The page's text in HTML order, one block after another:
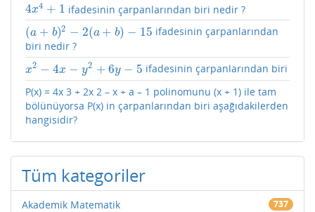
4x4 + 1
4x4+ 1 ifadesinin çarpanlarından biri nedir ?
(a + b)2 − 2(a + b) − 15
(a+ b) 2−2 a+ b)−15
ifadesinin çarpanlarından
biri nedir ?
x2 − 4x − y2 + 6y − 5
x2−4x −y2 +6 y−5
ifadesinin çarpanlarından biri
P(x) = 4x 3 + 2x 2 – x + a – 1 polinomunu (x + 1) ile tam
bölünüyorsa P(x) in çarpanlarından biri aşağıdakilerden
hangisidir?
Tüm kategoriler
Akademik Matematik 737